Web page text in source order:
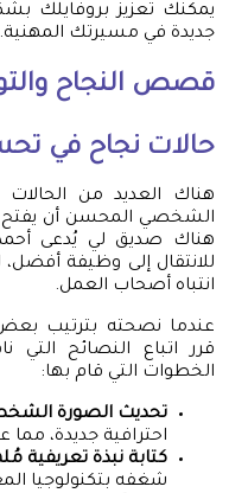
يمكنك تعزيز بروفايلك
جديدة في مسيرتك المهنية.
قصص النجاح
حالات نجاح في
هناك العديد من الحالات
الشخصي المحسن أن يفتح
هناك صديق لي يُدعى
للانتقال إلى وظيفة
انتباه أصحاب العمل.
قرر اتباع النصائح
الخطوات التي قام بها:
تحديث الصورة
احترافية جديدة،
كتابة نبذة تعريفية
شغفه بتكنولوجيا